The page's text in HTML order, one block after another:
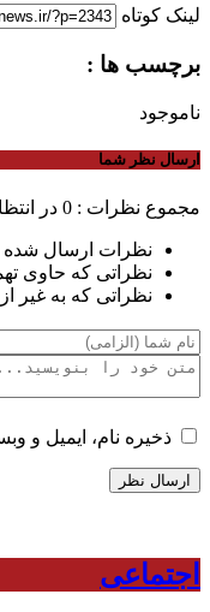
لینک کوتاه
برچسب ها :
ناموجود
ارسال نظر شما
مجموع نظرات : 0 در
نظرات ارسال شده
نظراتی که حاوی
نظراتی که به غیر
ذخیره نام، ایمیل و
اجتماعی